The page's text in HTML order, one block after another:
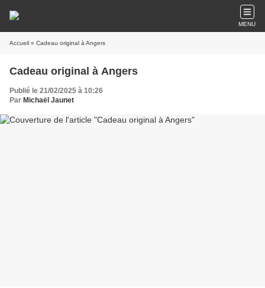
MENU
Accueil » Cadeau original à Angers
Cadeau original à Angers
Publié le 21/02/2025 à 10:26
Par Michaël Jaunet